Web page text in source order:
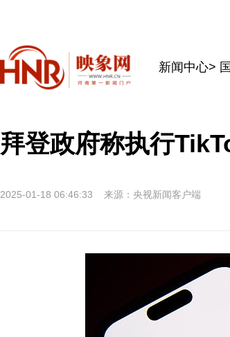
新闻中心>
拜登政府称执行
2025-01-18 06:46:33 来源：央视新闻客户端